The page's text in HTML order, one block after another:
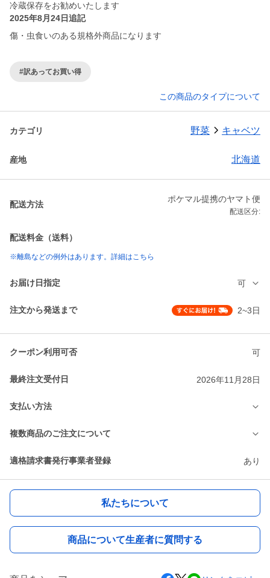
冷蔵保存をお勧めいたします
2025年8月24日追記
傷・虫食いのある規格外商品になります
#訳あってお買い得
この商品のタイプについて
カテゴリ 野菜 キャベツ
産地 北海道
配送方法
ポケマル提携のヤマト便
配送区分:
配送料金（送料）
※離島などの例外はあります。詳細はこちら
お届け日指定 可
注文から発送まで 2~3日
クーポン利用可否 可
最終注文受付日 2026年11月28日
支払い方法
複数商品のご注文について
適格請求書発行事業者登録 あり
私たちについて
商品について生産者に質問する